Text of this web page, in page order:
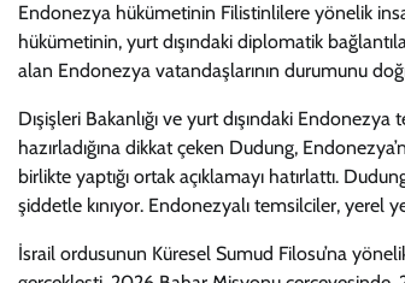
Endonezya hükümetinin Filistinlilere yönelik
hükümetinin, yurt dışındaki diplomatik
alan Endonezya vatandaşlarının durumunu
Dışişleri Bakanlığı ve yurt dışındaki
hazırladığına dikkat çeken Dudung,
birlikte yaptığı ortak açıklamayı hatırlattı.
şiddetle kınıyor. Endonezyalı temsilciler, yerel
İsrail ordusunun Küresel Sumud Filosu’na